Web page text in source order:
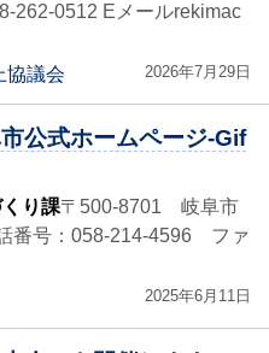
262-0512 Eメールrekimac
協議会
2026年7月29日
公式ホームページ-Gif
り課〒500-8701 岐阜市
番号：058-214-4596 ファ
2025年6月11日